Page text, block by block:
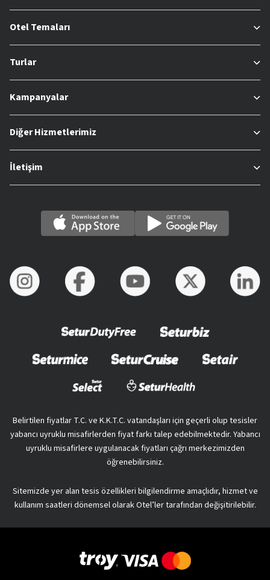
Otel Temaları
Turlar
Kampanyalar
Diğer Hizmetlerimiz
İletişim
Belirtilen fiyatlar T.C. ve K.K.T.C. vatandaşları için geçerli olup tesisler
yabancı uyruklu misafirlerden fiyat farkı talep edebilmektedir. Yabancı
uyruklu misafirlere uygulanacak fiyatları çağrı merkezimizden
öğrenebilirsiniz.
Sitemizde yer alan tesis özellikleri bilgilendirme amaçlıdır, hizmet ve
kullanım saatleri dönemsel olarak Otel’ler tarafından değişitirilebilir.